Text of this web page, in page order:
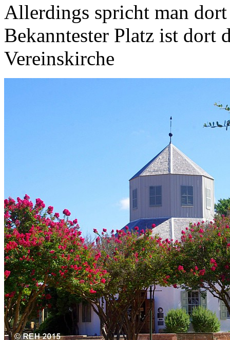
Allerdings spricht man
Bekanntester Platz ist dort
Vereinskirche